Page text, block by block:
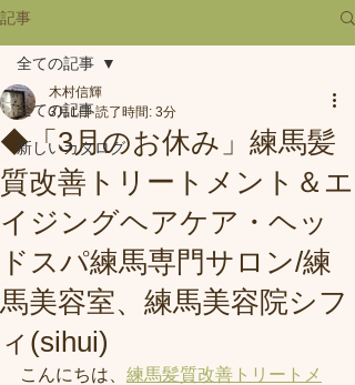
記事
全ての記事
新しいカタログ
全ての記事
◆「3月のお休み」練馬髪
質改善トリートメント＆エ
イジングヘアケア・ヘッ
ドスパ練馬専門サロン/練
馬美容室、練馬美容院シフ
ィ(sihui)
木村信輝
3月1日 読了時間: 3分
こんにちは、 練馬髪質改善トリートメ